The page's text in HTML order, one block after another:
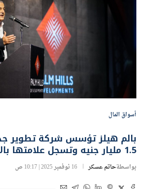
أسواق المال
بالم هيلز تؤسس شركة تطوير
1.5 مليار جنيه وتسجل علامتها بالإمارات
بواسطةحاتم عسكر 16 نوفمبر 2025 | 10:17 ص